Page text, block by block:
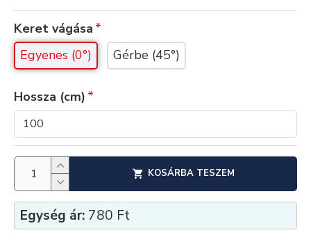
Keret vágása
Egyenes (0°)
Gérbe (45°)
Hossza (cm)
KOSÁRBA TESZEM
Egység ár: 780 Ft